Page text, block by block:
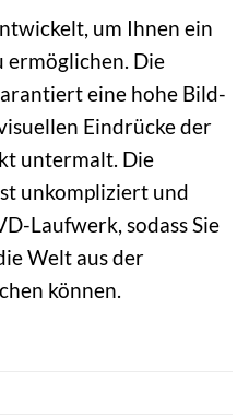
um Ihnen ein
ermöglichen. Die
eine hohe Bild-
Eindrücke der
untermalt. Die
unkompliziert und
Laufwerk, sodass Sie
Welt aus der
können.